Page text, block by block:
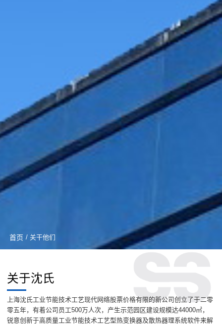
首页 / 关干他们
关于沈氏
上海沈氏工业节能技术工艺现代网络股票价格有限的新公司创立了于二零
零五年，有着公司员工500万人次，产生示范园区建设规模达44000㎡，
锐意创新于高质量工业节能技术工艺型热变换器及散热器理系统软件来解